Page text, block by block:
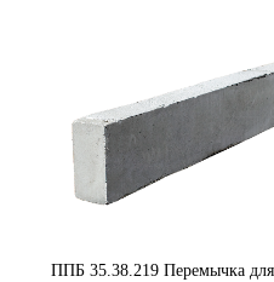
ППБ 35.38.219 Перемычка для